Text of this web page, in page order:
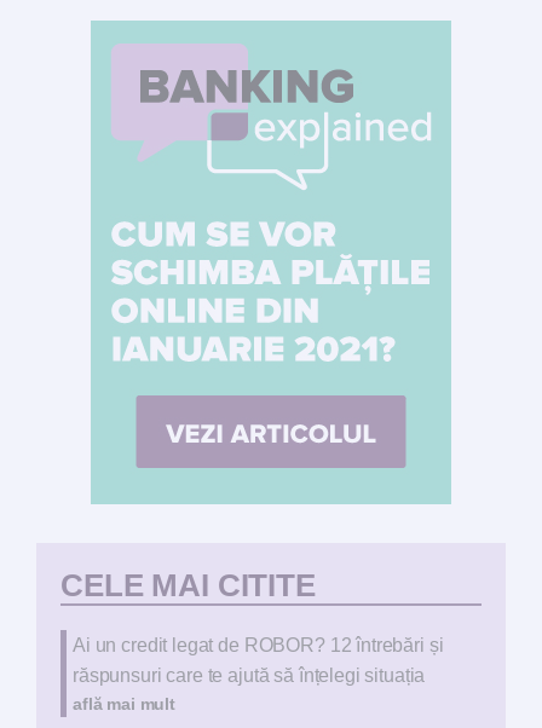
CELE MAI CITITE
Ai un credit legat de ROBOR? 12 întrebări și
răspunsuri care te ajută să înțelegi situația
află mai mult